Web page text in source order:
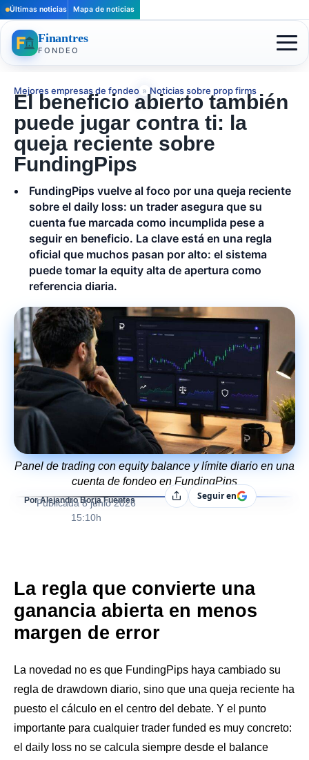
Últimas noticias Mapa de noticias
Finantres
FONDEO
Mejores empresas de fondeo » Noticias sobre prop firms
El beneficio abierto también
puede jugar contra ti: la
queja reciente sobre
FundingPips
FundingPips vuelve al foco por una queja reciente
sobre el daily loss: un trader asegura que su
cuenta fue marcada como incumplida pese a
seguir en beneficio. La clave está en una regla
oficial que muchos pasan por alto: el sistema
puede tomar la equity alta de apertura como
referencia diaria.
Panel de trading con equity balance y límite diario en una
cuenta de fondeo en FundingPips
Por Alejandro Borja Fuentes
Publicada 8 junio 2026
15:10h
CompartirSeguir en
La regla que convierte una
ganancia abierta en menos
margen de error
La novedad no es que FundingPips haya cambiado su
regla de drawdown diario, sino que una queja reciente ha
puesto el cálculo en el centro del debate. Y el punto
importante para cualquier trader funded es muy concreto:
el daily loss no se calcula siempre desde el balance